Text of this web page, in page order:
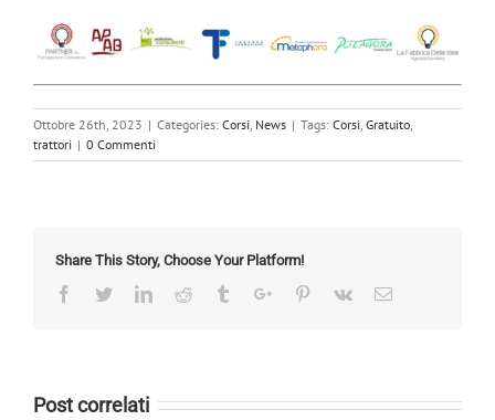
Ottobre 26th, 2023 | Categories: Corsi News | Tags: Corsi Gratuito
trattori | 0 Commenti
Share This Story, Choose Your Platform!
Facebook
TwitterLinkedinReddit TumblrGoogle+Pinterest
Vk Email
Post correlati